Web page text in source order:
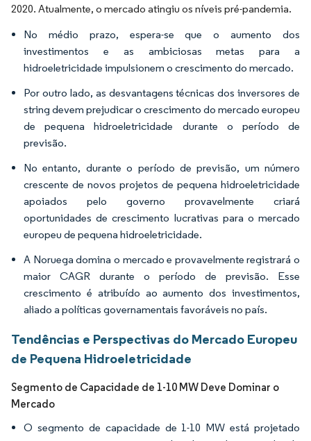
2020. Atualmente, o mercado atingiu os níveis pré-pandemia.
No médio prazo, espera-se que o aumento dos
investimentos e as ambiciosas metas para a
hidroeletricidade impulsionem o crescimento do mercado.
Por outro lado, as desvantagens técnicas dos inversores de
string devem prejudicar o crescimento do mercado europeu
de pequena hidroeletricidade durante o período de
previsão.
No entanto, durante o período de previsão, um número
crescente de novos projetos de pequena hidroeletricidade
apoiados pelo governo provavelmente criará
oportunidades de crescimento lucrativas para o mercado
europeu de pequena hidroeletricidade.
A Noruega domina o mercado e provavelmente registrará o
maior CAGR durante o período de previsão. Esse
crescimento é atribuído ao aumento dos investimentos,
aliado a políticas governamentais favoráveis no país.
Tendências e Perspectivas do Mercado Europeu
de Pequena Hidroeletricidade
Segmento de Capacidade de 1-10 MW Deve Dominar o
Mercado
O segmento de capacidade de 1-10 MW está projetado